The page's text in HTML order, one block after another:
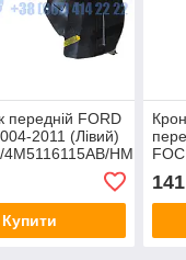
передній FORD
2011 (Лівий)
Купити
DP
141